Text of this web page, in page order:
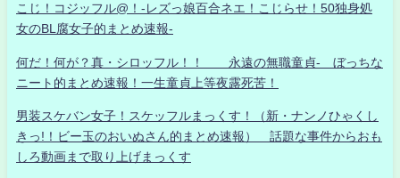
こじ！コジッフル@！-レズっ娘百合ネエ！こじらせ！50独身処
女のBL腐女子的まとめ速報-
何だ！何が？真・シロッフル！！ 永遠の無職童貞- ぼっちな
ニート的まとめ速報！一生童貞上等夜露死苦！
男装スケバン女子！スケッフルまっくす！（新・ナンノひゃくし
きっ!！ビー玉のおいぬさん的まとめ速報） 話題な事件からおも
しろ動画まで取り上げまっくす